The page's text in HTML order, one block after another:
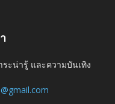
ะน่ารู้ และความบันเทิง